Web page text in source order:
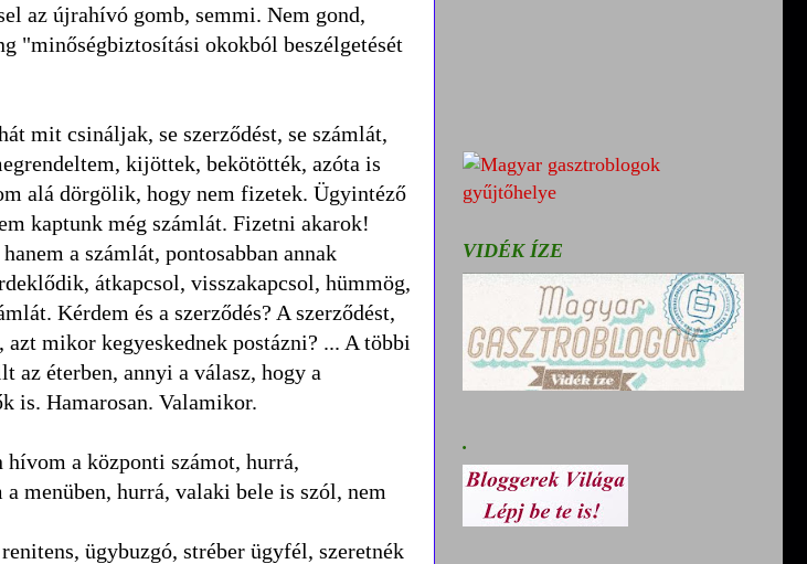
az újrahívó gomb, semmi. Nem gond,
"minőségbiztosítási okokból beszélgetését
mit csináljak, se szerződést, se számlát,
kijöttek, bekötötték, azóta is
alá dörgölik, hogy nem fizetek. Ügyintéző
kaptunk még számlát. Fizetni akarok!
a számlát, pontosabban annak
átkapcsol, visszakapcsol, hümmög,
Kérdem és a szerződés? A szerződést,
mikor kegyeskednek postázni? ... A többi
az éterben, annyi a válasz, hogy a
is. Hamarosan. Valamikor.
a központi számot, hurrá,
menüben, hurrá, valaki bele is szól, nem
ügybuzgó, stréber ügyfél, szeretnék
VIDÉK ÍZE
.